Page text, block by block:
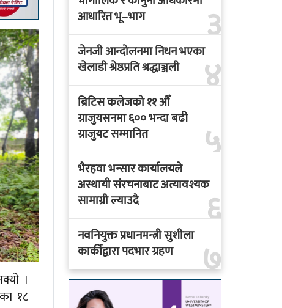
।
१८
३
आधारित भू–भाग
४
जेनजी आन्दोलनमा निधन भएका
खेलाडी श्रेष्ठप्रति श्रद्धाञ्जली
५
ब्रिटिस कलेजको ११ औँ
ग्राजुयसनमा ६०० भन्दा बढी
ग्राजुयट सम्मानित
६
भैरहवा भन्सार कार्यालयले
अस्थायी संरचनाबाट अत्यावश्यक
सामाग्री ल्याउदै
७
नवनियुक्त प्रधानमन्त्री सुशीला
कार्कीद्वारा पदभार ग्रहण